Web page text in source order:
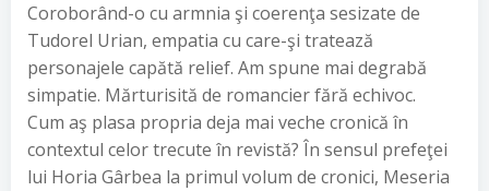
Coroborând-o cu armnia şi coerenţa sesizate de
Tudorel Urian, empatia cu care-şi tratează
personajele capătă relief. Am spune mai degrabă
simpatie. Mărturisită de romancier fără echivoc.
Cum aş plasa propria deja mai veche cronică în
contextul celor trecute în revistă? În sensul prefeţei
lui Horia Gârbea la primul volum de cronici, Meseria